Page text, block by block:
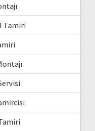
Tamiri